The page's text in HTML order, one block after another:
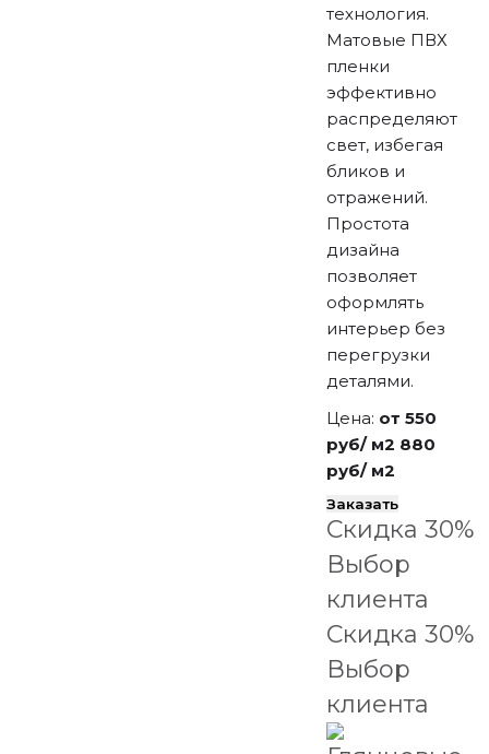
технология.
Матовые ПВХ
пленки
эффективно
распределяют
свет, избегая
бликов и
отражений.
Простота
дизайна
позволяет
оформлять
интерьер без
перегрузки
деталями.
Цена: от 550
руб/ м2 880
руб/ м2
Заказать
Скидка 30%
Выбор
клиента
Скидка 30%
Выбор
клиента